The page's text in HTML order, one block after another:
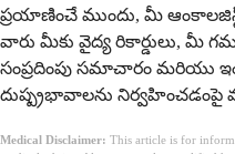
ప్రయాణించే ముందు, మీ
వారు మీకు వైద్య రికార్డులు, మీ
సంప్రదింపు సమాచారం మరియు
దుష్ప్రభావాలను నిర్వహించడంపై
Medical Disclaimer: This article is for